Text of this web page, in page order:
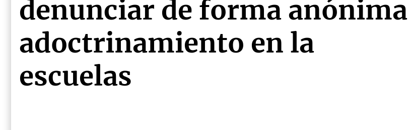
denunciar de forma anónima
adoctrinamiento en la
escuelas